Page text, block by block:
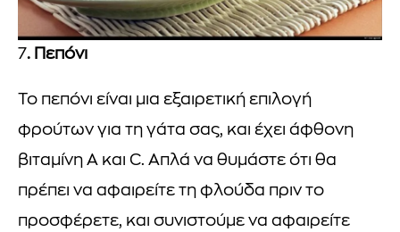
7. Πεπόνι
Το πεπόνι είναι μια εξαιρετική επιλογή
φρούτων για τη γάτα σας, και έχει άφθονη
βιταμίνη Α και C. Απλά να θυμάστε ότι θα
πρέπει να αφαιρείτε τη φλούδα πριν το
προσφέρετε, και συνιστούμε να αφαιρείτε